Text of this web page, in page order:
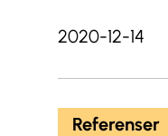
2020-12-14
Referenser